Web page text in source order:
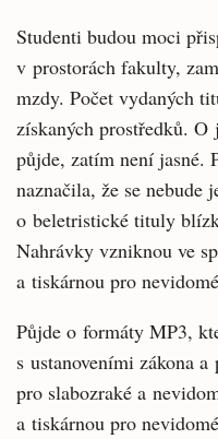
Studenti budou moci
v prostorách fakulty,
mzdy. Počet vydaných
získaných prostředků.
půjde, zatím není jasné.
naznačila, že se nebude
o beletristické tituly
Nahrávky vzniknou ve
a tiskárnou pro
Půjde o formáty MP3,
s ustanoveními zákona
pro slabozraké a
a tiskárnou pro